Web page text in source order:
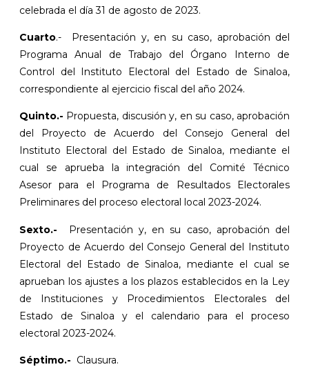
celebrada el día 31 de agosto de 2023.
Cuarto.- Presentación y, en su caso, aprobación del
Programa Anual de Trabajo del Órgano Interno de
Control del Instituto Electoral del Estado de Sinaloa,
correspondiente al ejercicio fiscal del año 2024.
Quinto.- Propuesta, discusión y, en su caso, aprobación
del Proyecto de Acuerdo del Consejo General del
Instituto Electoral del Estado de Sinaloa, mediante el
cual se aprueba la integración del Comité Técnico
Asesor para el Programa de Resultados Electorales
Preliminares del proceso electoral local 2023-2024.
Sexto.- Presentación y, en su caso, aprobación del
Proyecto de Acuerdo del Consejo General del Instituto
Electoral del Estado de Sinaloa, mediante el cual se
aprueban los ajustes a los plazos establecidos en la Ley
de Instituciones y Procedimientos Electorales del
Estado de Sinaloa y el calendario para el proceso
electoral 2023-2024.
Séptimo.- Clausura.